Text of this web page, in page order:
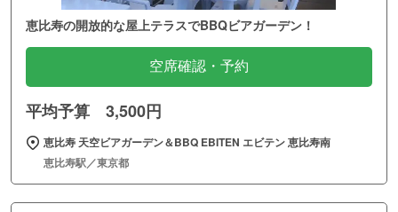
恵比寿の開放的な屋上テラスでBBQビアガーデン！
空席確認・予約
平均予算 3,500円
恵比寿 天空ビアガーデン＆BBQ EBITEN エビテン 恵比寿南
恵比寿駅／東京都